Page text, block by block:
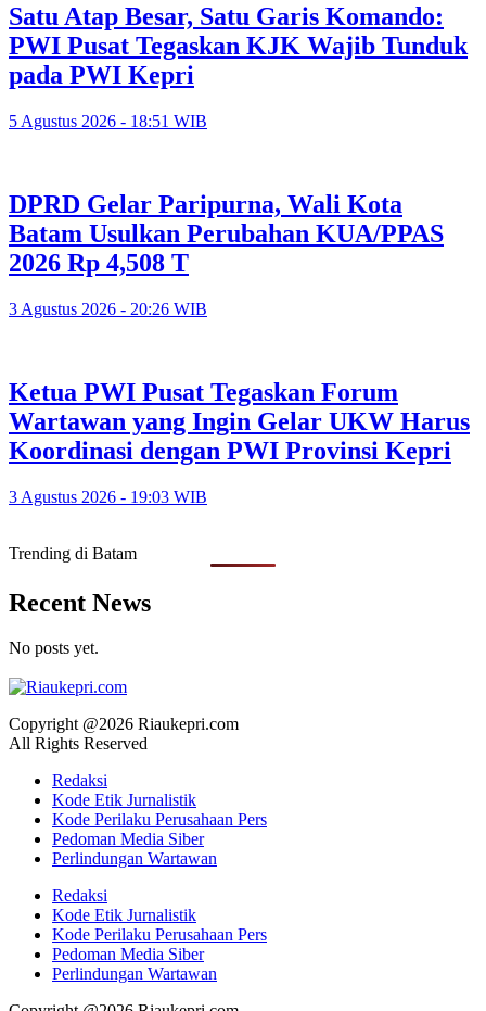
Satu Atap Besar, Satu Garis Komando:
PWI Pusat Tegaskan KJK Wajib Tunduk
pada PWI Kepri
5 Agustus 2026 - 18:51 WIB
DPRD Gelar Paripurna, Wali Kota
Batam Usulkan Perubahan KUA/PPAS
2026 Rp 4,508 T
3 Agustus 2026 - 20:26 WIB
Ketua PWI Pusat Tegaskan Forum
Wartawan yang Ingin Gelar UKW Harus
Koordinasi dengan PWI Provinsi Kepri
3 Agustus 2026 - 19:03 WIB
Trending di Batam
Recent News
No posts yet.
Copyright @2026 Riaukepri.com
All Rights Reserved
Redaksi
Kode Etik Jurnalistik
Kode Perilaku Perusahaan Pers
Pedoman Media Siber
Perlindungan Wartawan
Redaksi
Kode Etik Jurnalistik
Kode Perilaku Perusahaan Pers
Pedoman Media Siber
Perlindungan Wartawan